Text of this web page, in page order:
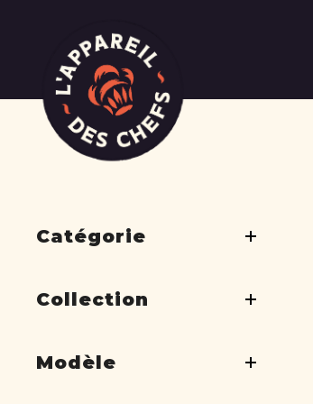
Catégorie
Collection
Modèle